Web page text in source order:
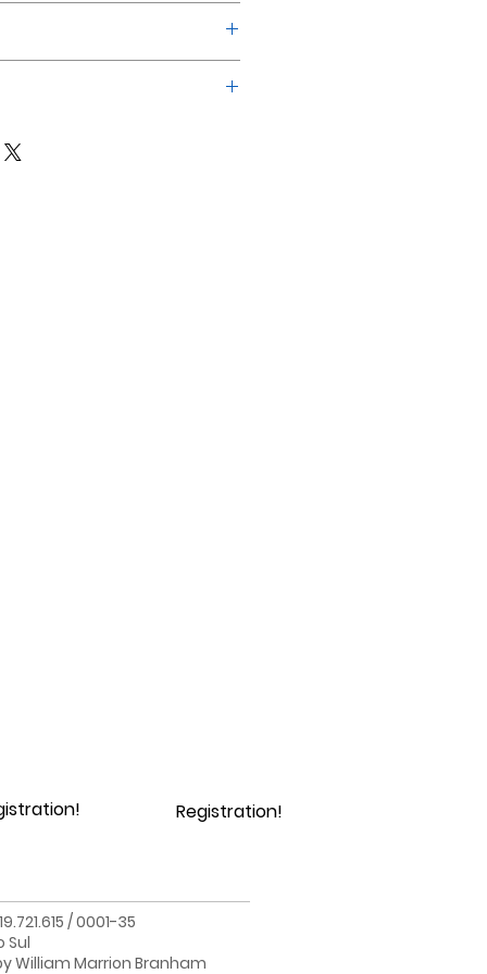
Registration!
/ 0001-35
Sul
William Marrion Branham